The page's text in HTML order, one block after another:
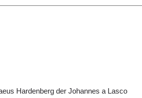
Hardenberg der Johannes a Lasco